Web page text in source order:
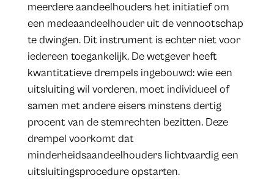
meerdere aandeelhouders het initiatief om
een medeaandeelhouder uit de vennootschap
te dwingen. Dit instrument is echter niet voor
iedereen toegankelijk. De wetgever heeft
kwantitatieve drempels ingebouwd: wie een
uitsluiting wil vorderen, moet individueel of
samen met andere eisers minstens dertig
procent van de stemrechten bezitten. Deze
drempel voorkomt dat
minderheidsaandeelhouders lichtvaardig een
uitsluitingsprocedure opstarten.